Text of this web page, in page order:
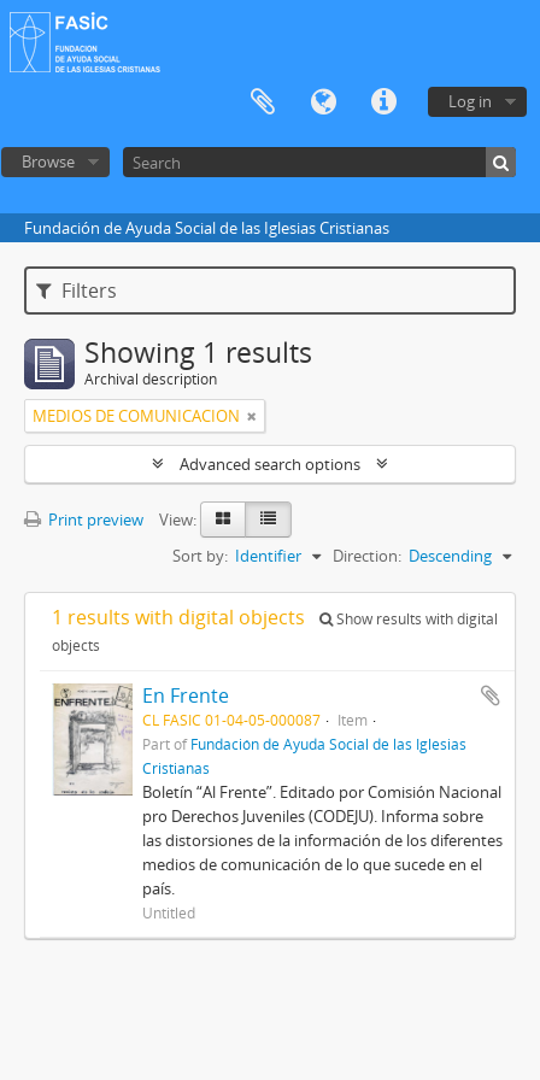
Log in
Browse
Fundación de Ayuda Social de las Iglesias Cristianas
Filters
Showing 1 results
Archival description
MEDIOS DE COMUNICACION
Advanced search options
Print preview
View:
Sort by: Identifier Direction: Descending
1 results with digital objects
Show results with digital
objects
En Frente
CL FASIC 01-04-05-000087
Item
Part ofFundación de Ayuda Social de las Iglesias
Cristianas
Boletín “Al Frente”. Editado por Comisión Nacional
pro Derechos Juveniles (CODEJU). Informa sobre
las distorsiones de la información de los diferentes
medios de comunicación de lo que sucede en el
país.
Untitled